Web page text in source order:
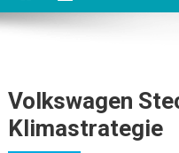
Volkswagen
Klimastrategie